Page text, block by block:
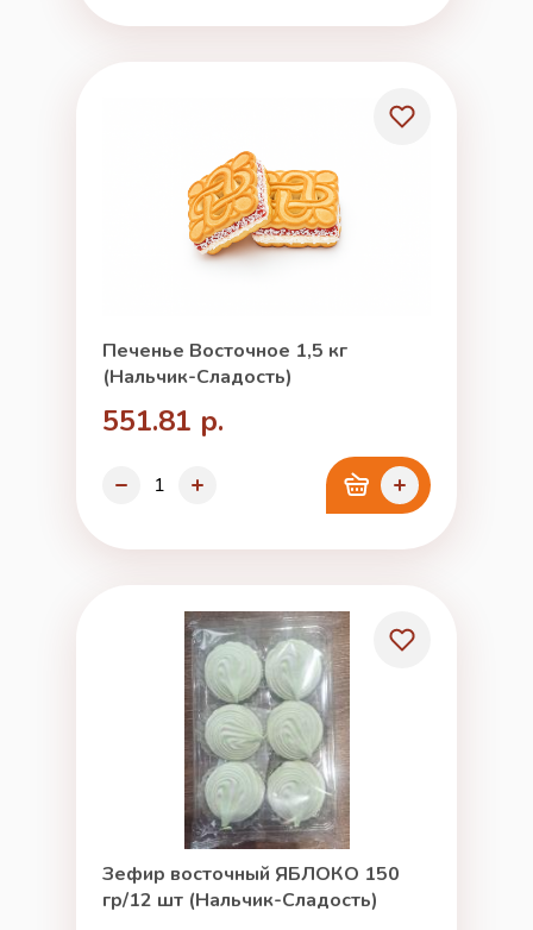
Печенье Восточное 1,5 кг
(Нальчик-Сладость)
551.81 р.
Зефир восточный ЯБЛОКО 150
гр/12 шт (Нальчик-Сладость)